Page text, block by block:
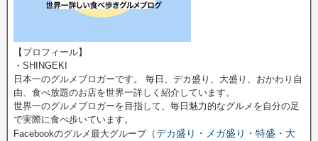
【プロフィール】
・SHINGEKI
日本一のグルメブロガーです。 毎日、デカ盛り、大盛り、おかわり自
由、食べ放題のお店を世界一詳しく紹介しています。
世界一のグルメブロガーを目指して、毎日魅力的なグルメを自分の足
で実際に食べ歩いています。
Facebookのグルメ最大グループ（デカ盛り・メガ盛り・特盛・大